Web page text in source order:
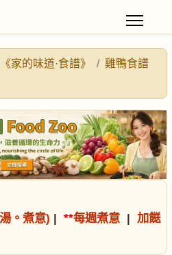
《家的味道·食譜》
雞鴨食譜
。煮意) | **每週煮意 | 加餸